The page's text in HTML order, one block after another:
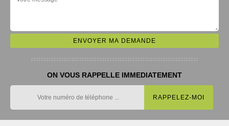
ON VOUS RAPPELLE IMMEDIATEMENT